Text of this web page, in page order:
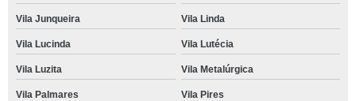
Vila Junqueira Vila Linda
Vila Lucinda Vila Lutécia
Vila Luzita Vila Metalúrgica
Vila Palmares Vila Pires